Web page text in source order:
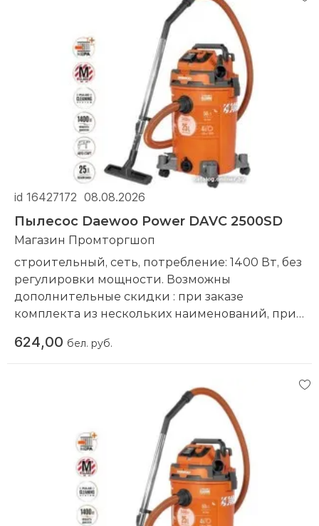
id 16427172 08.08.2026
Пылесос Daewoo Power DAVC 2500SD
Магазин Промторгшоп
строительный, сеть, потребление: 1400 Вт, без
регулировки мощности. Возможны
дополнительные скидки : при заказе
комплекта из нескольких наименований, при
Компания производитель:
624,00 бел. руб.